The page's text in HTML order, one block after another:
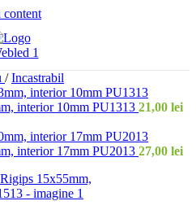
content
/ Incastrabil
interior 10mm PU1313 21,00 lei
interior 17mm PU2013 27,00 lei